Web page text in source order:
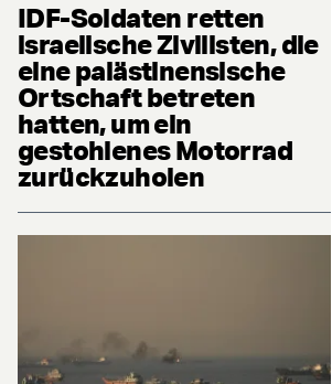
IDF-Soldaten retten
israelische Zivilisten, die
eine palästinensische
Ortschaft betreten
hatten, um ein
gestohlenes Motorrad
zurückzuholen